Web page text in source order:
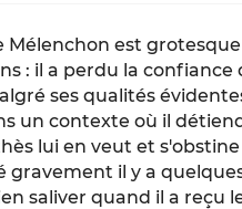
est
: il a perdu la
ses qualités
un contexte où il
lui en veut et
gravement il y a
saliver quand il a reçu